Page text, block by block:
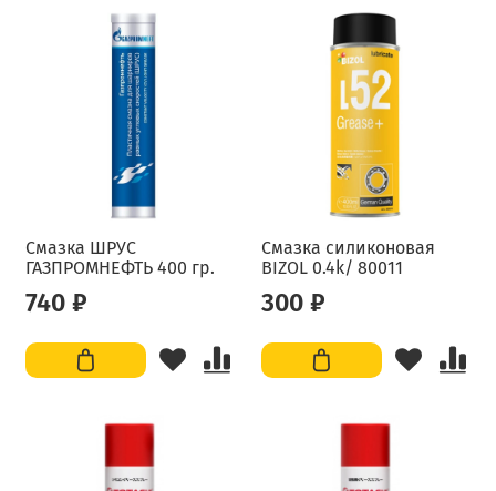
Смазка ШРУС
ГАЗПРОМНЕФТЬ 400 гр.
740 ₽
Смазка силиконовая
BIZOL 0.4k/ 80011
300 ₽